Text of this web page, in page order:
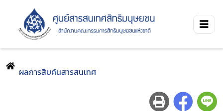
ผลการสืบค้นสารสนเทศ